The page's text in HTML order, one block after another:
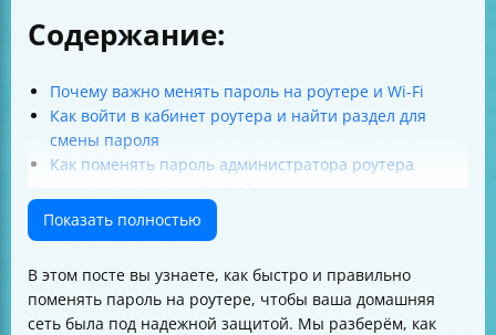
Содержание:
Почему важно менять пароль на роутере и Wi-Fi
Как войти в кабинет роутера и найти раздел для
смены пароля
Как поменять пароль администратора роутера
Как выбрать надежный пароль для роутера и Wi-Fi
Как поменять пароль на роутере через телефон
Таблица сравнения стандартов безопасности Wi-Fi
Итог
Показать полностью
В этом посте вы узнаете, как быстро и правильно
поменять пароль на роутере, чтобы ваша домашняя
сеть была под надежной защитой. Мы разберём, как